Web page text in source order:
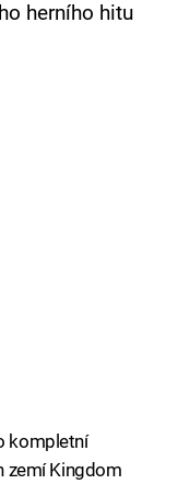
herního hitu
kompletní
zemí Kingdom